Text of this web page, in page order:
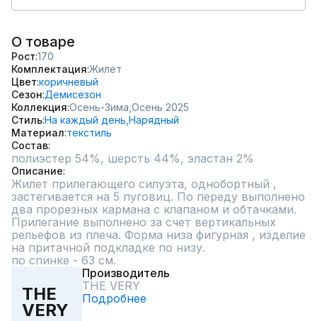
О товаре
Рост 170
Комплектация Жилет
Цвет коричневый
Сезон Демисезон
Коллекция Осень-Зима, Осень 2025
СтильНа каждый день, Нарядный
Материал текстиль
Состав
Описание
Жилет прилегающего силуэта, однобортный ,
застегивается на 5 пуговиц. По переду выполнено
два прорезных кармана с клапаном и обтачками.
Прилегание выполнено за счет вертикальных
рельефов из плеча. Форма низа фигурная , изделие
на притачной подкладке по низу.
по спинке - 63 см.
THE
VERY
Производитель
THE VERY
Подробнее